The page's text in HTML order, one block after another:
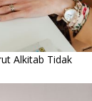
Alkitab Tidak